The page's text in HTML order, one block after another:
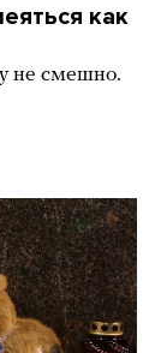
как
не смешно.